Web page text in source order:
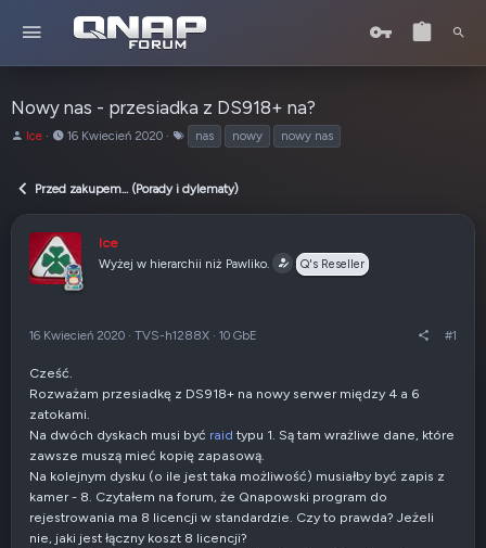
Nowy nas - przesiadka z DS918+ na?
A
o
r
m
u
Ice
o
16 Kwiecień 2020
i
nas nowy nowy nas
Przed zakupem... (Porady i dylematy)
Ice
Wyżej w hierarchii niż Pawliko. Q's Reseller
16 Kwiecień 2020 · TVS-h1288X · 10 GbE #1
Cześć.
Rozważam przesiadkę z DS918+ na nowy serwer między 4 a 6
zatokami.
Na dwóch dyskach musi być raid typu 1. Są tam wrażliwe dane, które
zawsze muszą mieć kopię zapasową.
Na kolejnym dysku (o ile jest taka możliwość) musiałby być zapis z
kamer - 8. Czytałem na forum, że Qnapowski program do
rejestrowania ma 8 licencji w standardzie. Czy to prawda? Jeżeli
nie, jaki jest łączny koszt 8 licencji?